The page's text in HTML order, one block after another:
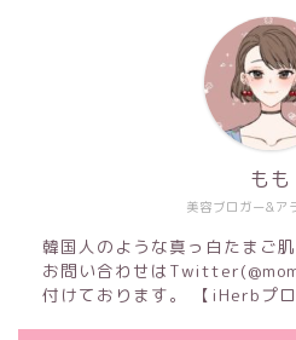
美容ブロガー&ア
もも
韓国人のような真っ白たまご
お問い合わせは
付けております。 【iHerbプ